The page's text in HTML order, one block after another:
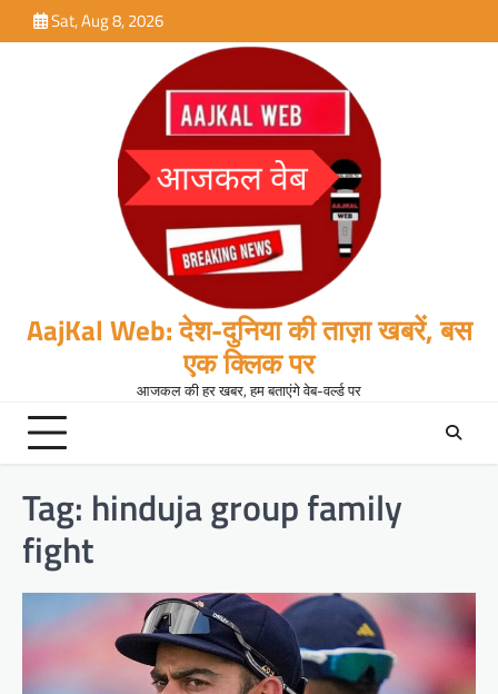
to
Sat, Aug 8, 2026
AajKal Web: देश-दुनिया की ताज़ा खबरें, बस
एक क्लिक पर
आजकल की हर खबर, हम बताएंगे वेब-वर्ल्ड पर
Tag: hinduja group family
fight